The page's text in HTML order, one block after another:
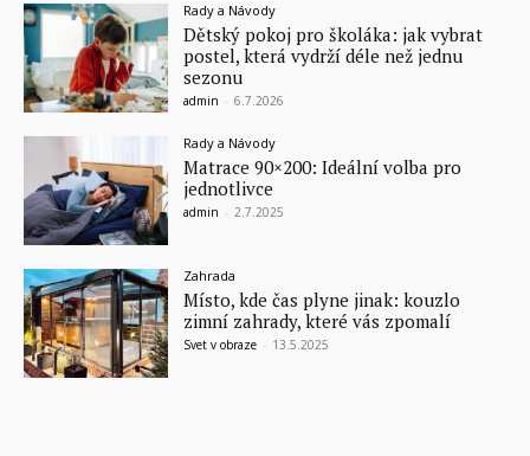
Rady a Návody
Dětský pokoj pro školáka: jak vybrat
postel, která vydrží déle než jednu
sezonu
admin - 6.7.2026
Rady a Návody
Matrace 90×200: Ideální volba pro
jednotlivce
admin - 2.7.2025
Zahrada
Místo, kde čas plyne jinak: kouzlo
zimní zahrady, které vás zpomalí
Svet v obraze - 13.5.2025